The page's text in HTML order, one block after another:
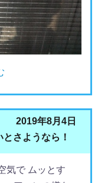
2019年8月4日
さようなら！
気で ムッとす